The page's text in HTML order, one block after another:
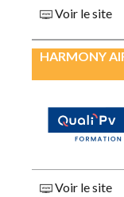
Voir le site
HARMONY
Voir le site